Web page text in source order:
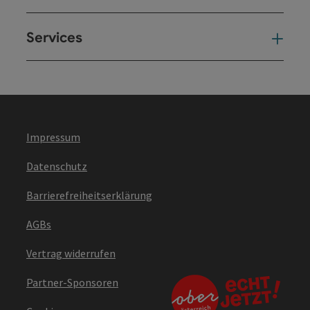
Services
Impressum
Datenschutz
Barrierefreiheitserklärung
AGBs
Vertrag widerrufen
Partner-Sponsoren